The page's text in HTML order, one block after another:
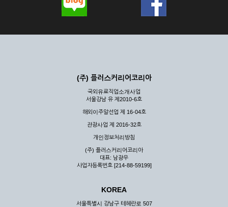
(주) 플러스커리어코리아
국외유료직업소개사업
서울강남 유 제2010-6호
해외이주알선업 제 16-04호
관광사업 제 2016-32호
개인정보처리방침
(주) 플러스커리어코리아
대표: 남광우
사업자등록번호 [214-88-59199]
KOREA
서울특별시 강남구 테헤란로 507